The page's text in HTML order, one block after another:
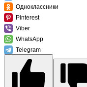
Одноклассники
Pinterest
Viber
WhatsApp
Telegram